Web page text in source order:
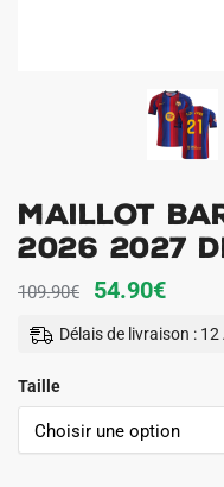
Maillot
2026 2027
109.90€
Le
prix
109.90€.
54.90€Le
54.90€.
Délais de livraison :
Taille